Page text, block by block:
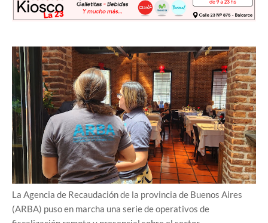
La Agencia de Recaudación de la provincia de Buenos Aires
(ARBA) puso en marcha una serie de operativos de